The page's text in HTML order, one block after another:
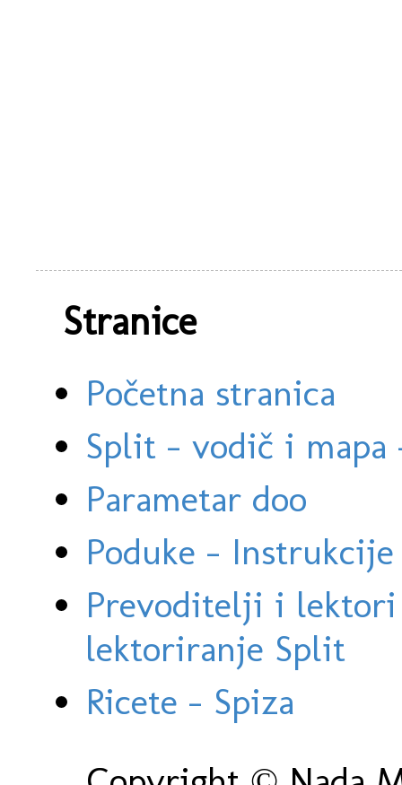
Stranice
Početna stranica
Split - vodič i
Parametar doo
Poduke -
Prevoditelji i
lektoriranje Split
Ricete - Spiza